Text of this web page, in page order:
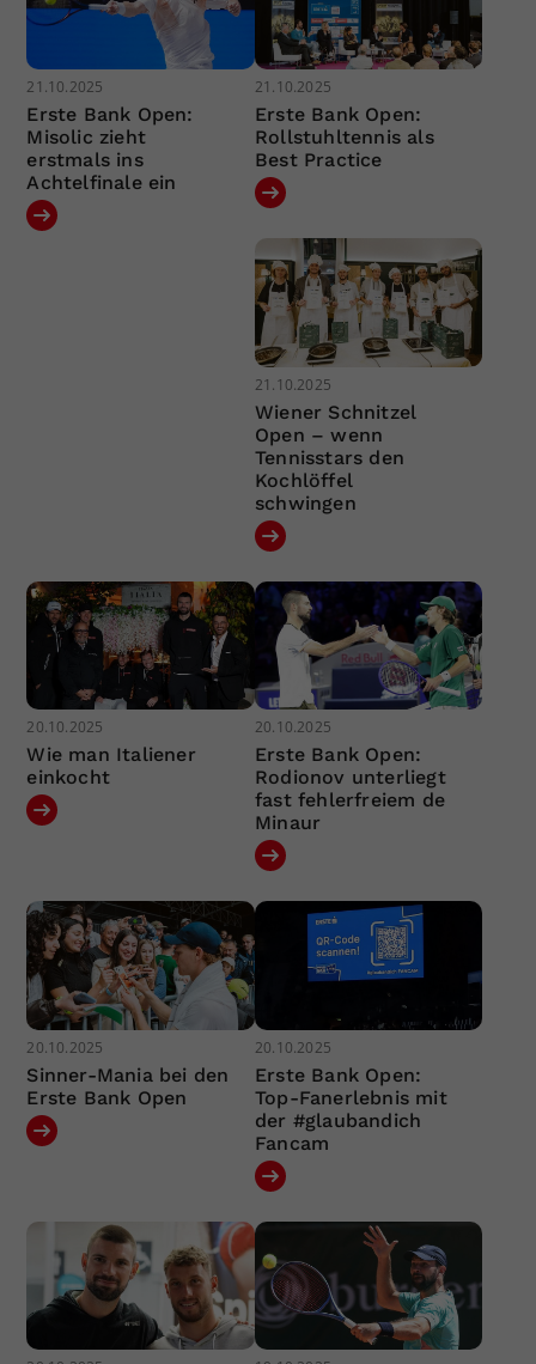
21.10.2025
Erste Bank Open:
Misolic zieht
erstmals ins
Achtelfinale ein
21.10.2025
Erste Bank Open:
Rollstuhltennis als
Best Practice
21.10.2025
Wiener Schnitzel
Open – wenn
Tennisstars den
Kochlöffel
schwingen
20.10.2025
Wie man Italiener
einkocht
20.10.2025
Erste Bank Open:
Rodionov unterliegt
fast fehlerfreiem de
Minaur
20.10.2025
Sinner-Mania bei den
Erste Bank Open
20.10.2025
Erste Bank Open:
Top-Fanerlebnis mit
der #glaubandich
Fancam